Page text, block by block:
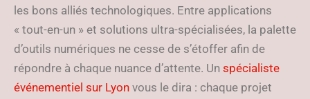
les bons alliés technologiques. Entre applications
« tout-en-un » et solutions ultra-spécialisées, la palette
d’outils numériques ne cesse de s’étoffer afin de
répondre à chaque nuance d’attente. Un spécialiste
événementiel sur Lyon vous le dira : chaque projet